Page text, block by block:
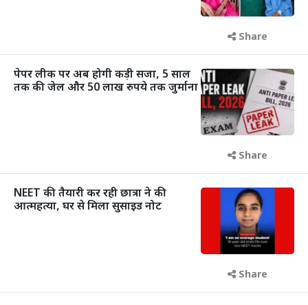
Share
पेपर लीक पर अब होगी कड़ी सजा, 5 साल
तक की जेल और 50 लाख रुपये तक जुर्माना
Share
NEET की तैयारी कर रही छात्रा ने की
आत्महत्या, घर से मिला सुसाइड नोट
Share